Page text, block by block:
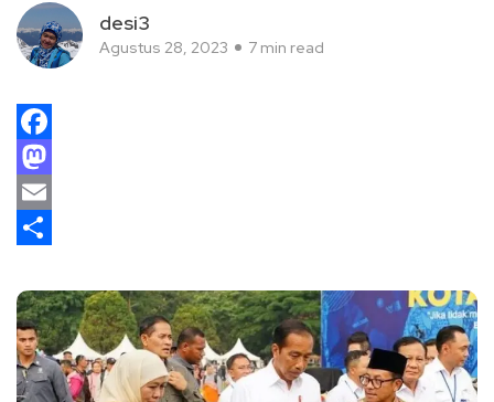
desi3
Agustus 28, 2023 7 min read
Facebook
Mastodon
Email